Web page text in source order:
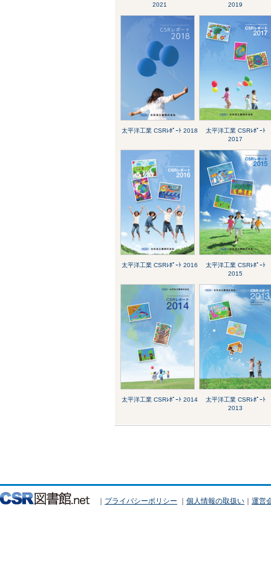
2021
2019
太平洋工業 CSRﾚﾎﾟｰﾄ 2018
太平洋工業 CSRﾚﾎﾟｰﾄ
2017
太平洋工業 CSRﾚﾎﾟｰﾄ 2016
太平洋工業 CSRﾚﾎﾟｰﾄ
2015
太平洋工業 CSRﾚﾎﾟｰﾄ 2014
太平洋工業 CSRﾚﾎﾟｰﾄ
2013
｜ プライバシーポリシー ｜ 個人情報の取扱い ｜ 運営